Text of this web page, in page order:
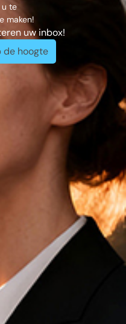
u te
maken!
uw inbox!
de hoogte